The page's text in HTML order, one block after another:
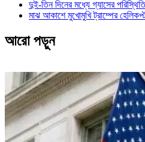
দুই-তিন দিনের মধ্যে গ্যাসের
মাঝ আকাশে মুখোমুখি ট্রাম্পের
আরো পড়ুন